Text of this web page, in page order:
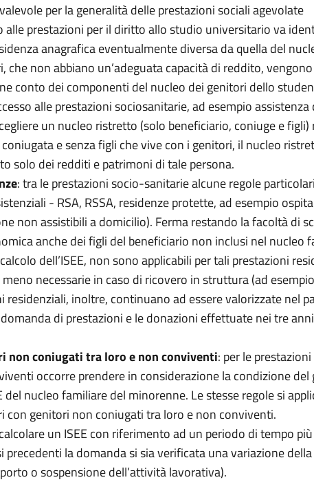
per la generalità delle prestazioni sociali agevolate
alle prestazioni per il diritto allo studio universitario va
anagrafica eventualmente diversa da quella del
non abbiano un’adeguata capacità di reddito,
conto dei componenti del nucleo dei genitori dello
alle prestazioni sociosanitarie, ad esempio
un nucleo ristretto (solo beneficiario, coniuge e
e senza figli che vive con i genitori, il nucleo
solo dei redditi e patrimoni di tale persona.
: tra le prestazioni socio-sanitarie alcune regole
- RSA, RSSA, residenze protette, ad esempio
non assistibili a domicilio). Ferma restando la facoltà di
anche dei figli del beneficiario non inclusi nel nucleo
dell’ISEE, non sono applicabili per tali prestazioni
necessarie in caso di ricovero in struttura (ad
residenziali, inoltre, continuano ad essere valorizzate
di prestazioni e le donazioni effettuate nei tre
non coniugati tra loro e non conviventi: per le
occorre prendere in considerazione la condizione
del nucleo familiare del minorenne. Le stesse regole si
con genitori non coniugati tra loro e non conviventi.
un ISEE con riferimento ad un periodo di tempo
precedenti la domanda si sia verificata una variazione
o sospensione dell’attività lavorativa).